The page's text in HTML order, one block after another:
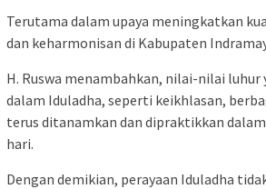
Terutama dalam upaya meningkatkan
dan keharmonisan di Kabupaten
H. Ruswa menambahkan, nilai-nilai luhur
dalam Iduladha, seperti keikhlasan,
terus ditanamkan dan dipraktikkan
hari.
Dengan demikian, perayaan Iduladha